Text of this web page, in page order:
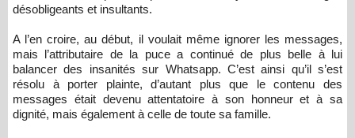
désobligeants et insultants.
A l’en croire, au début, il voulait même ignorer les messages,
mais l’attributaire de la puce a continué de plus belle à lui
balancer des insanités sur Whatsapp. C’est ainsi qu’il s’est
résolu à porter plainte, d’autant plus que le contenu des
messages était devenu attentatoire à son honneur et à sa
dignité, mais également à celle de toute sa famille.